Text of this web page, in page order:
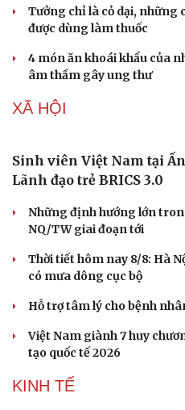
Án tử hình cho tội mua bán
THỂ THAO
Bảng xếp hạng ASEAN
Nam và Singapore vào
Lý do Đình Bắc hôn mặt cỏ
Campuchia ở ASEAN Cup
HLV Kim Sang Sik tiết lộ
Việt Nam 3-1 Campuchia